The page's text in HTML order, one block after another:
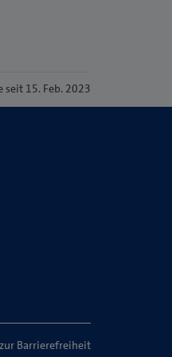
seit 15. Feb. 2023
Barrierefreiheit